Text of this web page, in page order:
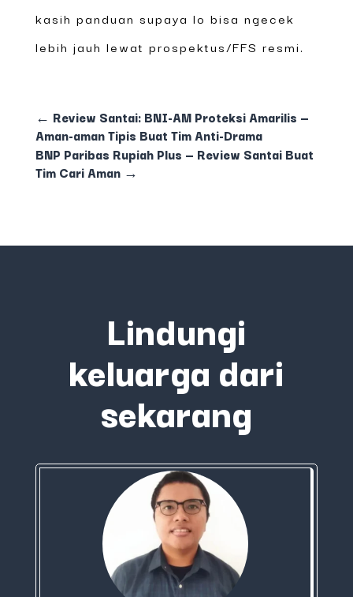
kasih panduan supaya lo bisa ngecek
lebih jauh lewat prospektus/FFS resmi.
← Review Santai: BNI-AM Proteksi Amarilis —
Aman-aman Tipis Buat Tim Anti-Drama
BNP Paribas Rupiah Plus — Review Santai Buat
Tim Cari Aman→
Lindungi
keluarga dari
sekarang